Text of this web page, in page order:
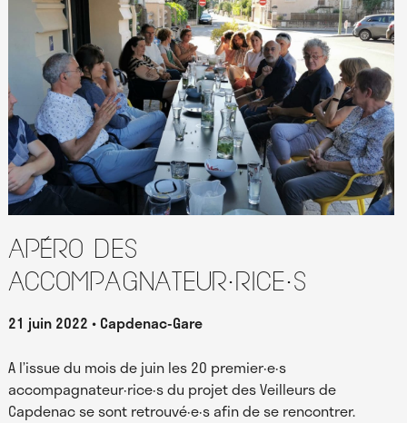
Apéro des
accompagnateur·rice·s
21 juin 2022 Capdenac-Gare
A l’issue du mois de juin les 20 premier·e·s
accompagnateur·rice·s du projet des Veilleurs de
Capdenac se sont retrouvé·e·s afin de se rencontrer.